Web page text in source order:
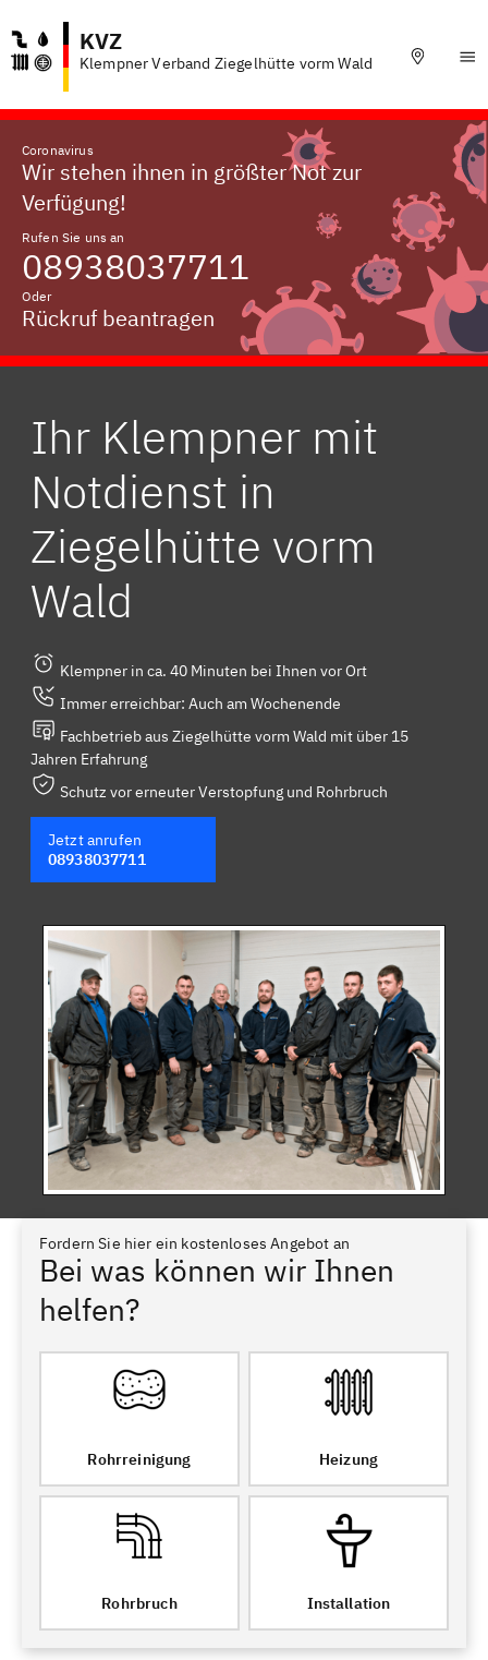
KVZ
Klempner Verband Ziegelhütte vorm Wald
Coronavirus
Wir stehen ihnen in größter Not zur
Verfügung!
Rufen Sie uns an
08938037711
Oder
Rückruf beantragen
Ihr Klempner mit
Notdienst in
Ziegelhütte vorm
Wald
Klempner in ca. 40 Minuten bei Ihnen vor Ort
Immer erreichbar: Auch am Wochenende
Fachbetrieb aus Ziegelhütte vorm Wald mit über 15
Jahren Erfahrung
Schutz vor erneuter Verstopfung und Rohrbruch
Jetzt anrufen
08938037711
Fordern Sie hier ein kostenloses Angebot an
Bei was können wir Ihnen
helfen?
Rohrreinigung Heizung
Rohrbruch Installation